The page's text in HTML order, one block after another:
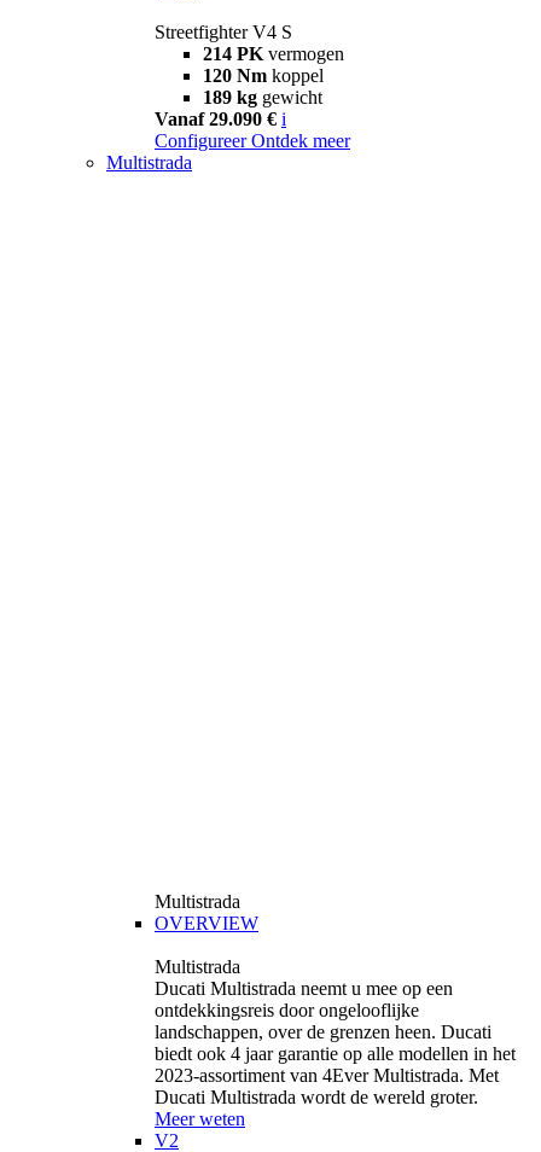
Streetfighter V4 S
214 PK vermogen
120 Nm koppel
189 kg gewicht
Vanaf 29.090 € i
Configureer Ontdek meer
Multistrada
Multistrada
OVERVIEW
Multistrada
Ducati Multistrada neemt u mee op een
ontdekkingsreis door ongelooflijke
landschappen, over de grenzen heen. Ducati
biedt ook 4 jaar garantie op alle modellen in het
2023-assortiment van 4Ever Multistrada. Met
Ducati Multistrada wordt de wereld groter.
Meer weten
V2